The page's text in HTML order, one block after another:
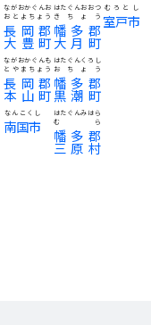
長岡郡
大豊町
ながおかぐんお
おとよちょう
長岡郡
本山町
ながおかぐんも
とやまちょう
南国市
なんこくし
幡多郡
大月町
はたぐんおおつ
きちょう
幡多郡
黒潮町
はたぐんくろし
おちょう
幡多郡
三原村
はたぐんみはら
むら
室戸市
むろとし